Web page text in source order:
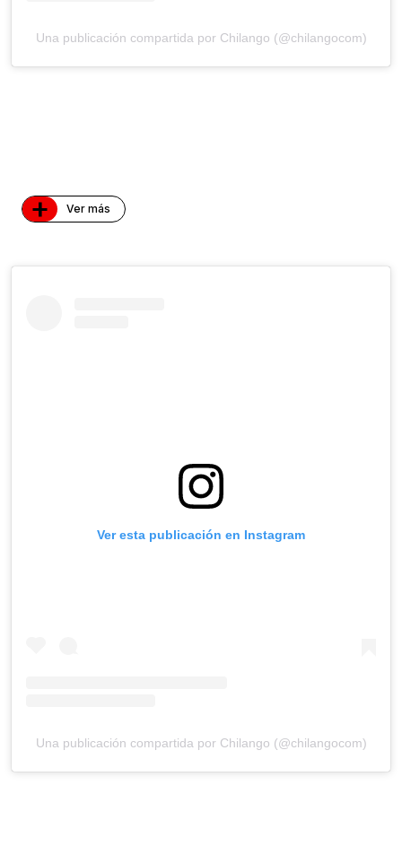
Una publicación compartida por Chilango (@chilangocom)
+ Ver más
Ver esta publicación en Instagram
Una publicación compartida por Chilango (@chilangocom)